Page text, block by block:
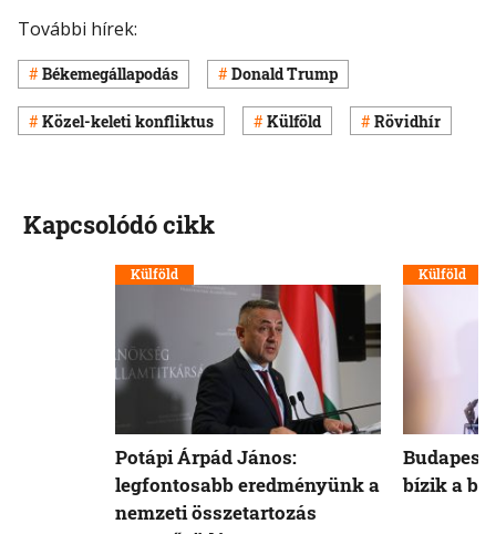
További hírek:
Békemegállapodás Donald Trump
Közel-keleti konfliktus Külföld Rövidhír
Kapcsolódó cikk
Külföld
Potápi Árpád János:
legfontosabb eredményünk a
nemzeti összetartozás
Külföld
Budapest
bízik a